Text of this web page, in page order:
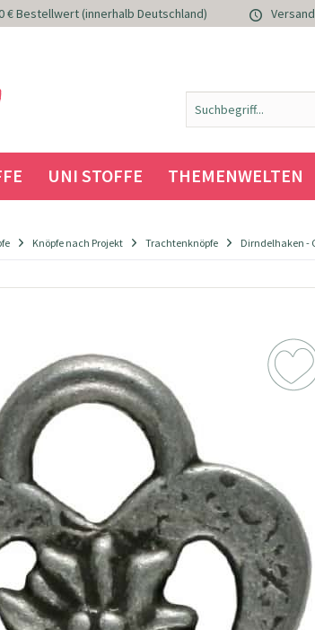
€ Bestellwert (innerhalb Deutschland)
UNI STOFFE THEMENWELTEN
Knöpfe nach Projekt Trachtenknöpfe Dirndelhaken -